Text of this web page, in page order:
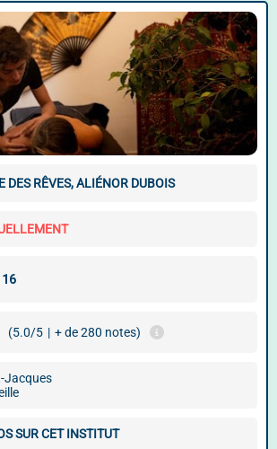
DES RÊVES, ALIÉNOR DUBOIS
(5.0/5 | + de 280 notes)
Jacques
SUR CET INSTITUT